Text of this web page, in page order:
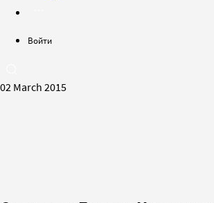
Войти
02 March 2015